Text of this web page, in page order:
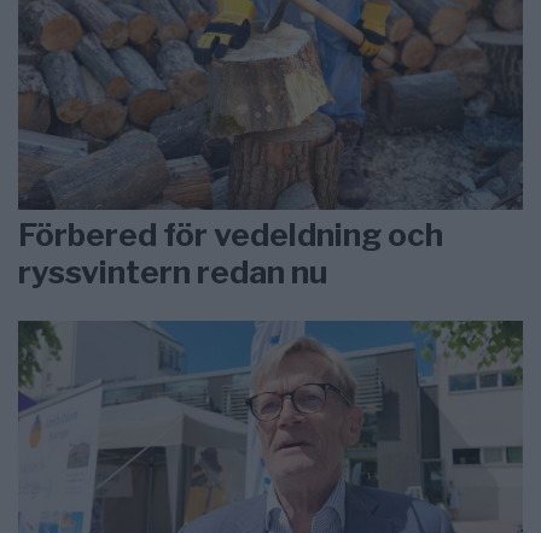
Förbered för vedeldning och
ryssvintern redan nu